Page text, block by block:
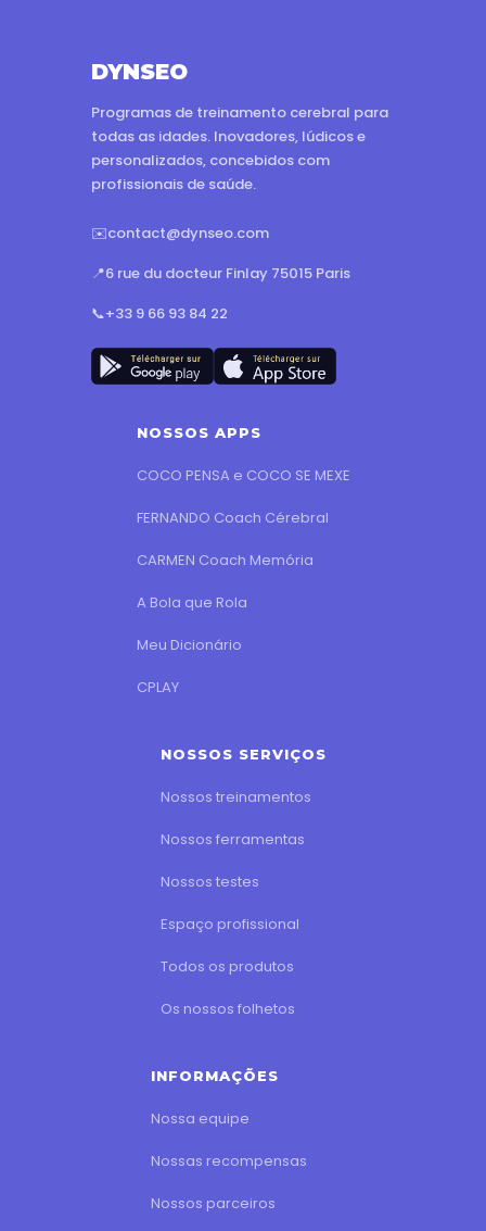
DYNSEO
Programas de treinamento cerebral para
todas as idades. Inovadores, lúdicos e
personalizados, concebidos com
profissionais de saúde.
✉️contact@dynseo.com
📍6 rue du docteur Finlay 75015 Paris
📞+33 9 66 93 84 22
NOSSOS APPS
COCO PENSA e COCO SE MEXE
FERNANDO Coach Cérebral
CARMEN Coach Memória
A Bola que Rola
Meu Dicionário
CPLAY
NOSSOS SERVIÇOS
Nossos treinamentos
Nossos ferramentas
Nossos testes
Espaço profissional
Todos os produtos
Os nossos folhetos
INFORMAÇÕES
Nossa equipe
Nossas recompensas
Nossos parceiros